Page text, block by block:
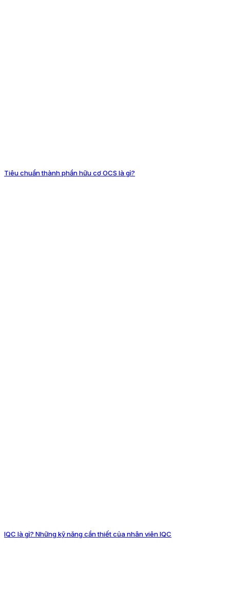
Tiêu chuẩn thành phần hữu cơ OCS là gì?
IQC là gì? Những kỹ năng cần thiết của nhân viên IQC